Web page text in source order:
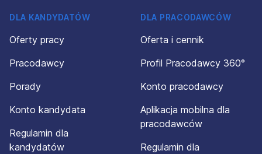
DLA KANDYDATÓW
Oferty pracy
Pracodawcy
Porady
Konto kandydata
Regulamin dla
kandydatów
DLA PRACODAWCÓW
Oferta i cennik
Profil Pracodawcy 360°
Konto pracodawcy
Aplikacja mobilna dla
pracodawców
Regulamin dla